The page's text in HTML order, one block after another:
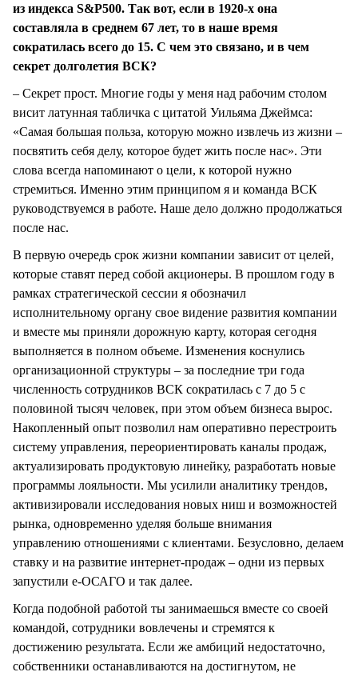
из индекса S&P500. Так вот, если в 1920-х она
составляла в среднем 67 лет, то в наше время
сократилась всего до 15. С чем это связано, и в чем
секрет долголетия ВСК?
– Секрет прост. Многие годы у меня над рабочим столом
висит латунная табличка с цитатой Уильяма Джеймса:
«Самая большая польза, которую можно извлечь из жизни –
посвятить себя делу, которое будет жить после нас». Эти
слова всегда напоминают о цели, к которой нужно
стремиться. Именно этим принципом я и команда ВСК
руководствуемся в работе. Наше дело должно продолжаться
после нас.
В первую очередь срок жизни компании зависит от целей,
которые ставят перед собой акционеры. В прошлом году в
рамках стратегической сессии я обозначил
исполнительному органу свое видение развития компании
и вместе мы приняли дорожную карту, которая сегодня
выполняется в полном объеме. Изменения коснулись
организационной структуры – за последние три года
численность сотрудников ВСК сократилась с 7 до 5 с
половиной тысяч человек, при этом объем бизнеса вырос.
Накопленный опыт позволил нам оперативно перестроить
систему управления, переориентировать каналы продаж,
актуализировать продуктовую линейку, разработать новые
программы лояльности. Мы усилили аналитику трендов,
активизировали исследования новых ниш и возможностей
рынка, одновременно уделяя больше внимания
управлению отношениями с клиентами. Безусловно, делаем
ставку и на развитие интернет-продаж – одни из первых
запустили е-ОСАГО и так далее.
Когда подобной работой ты занимаешься вместе со своей
командой, сотрудники вовлечены и стремятся к
достижению результата. Если же амбиций недостаточно,
собственники останавливаются на достигнутом, не